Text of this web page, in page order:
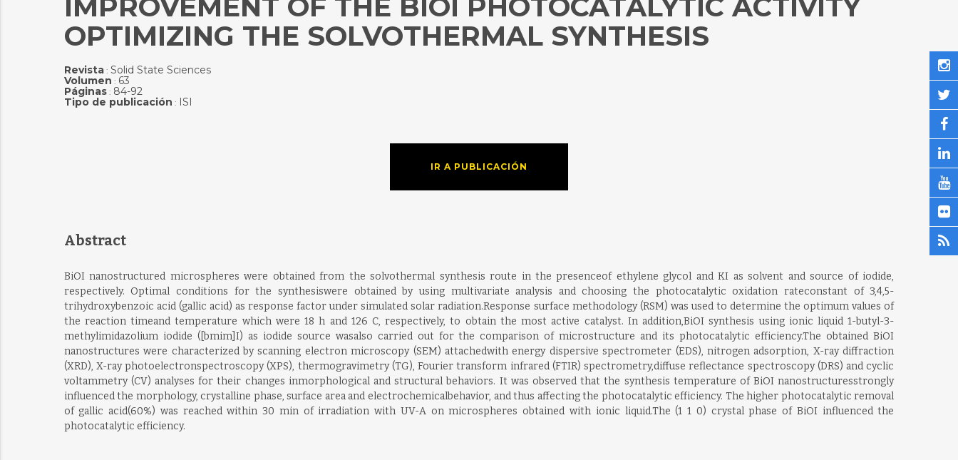
IMPROVEMENT OF THE BIOI PHOTOCATALYTIC ACTIVITY
OPTIMIZING THE SOLVOTHERMAL SYNTHESIS
Revista: Solid State Sciences
Volumen : 63
Páginas: 84-92
Tipo de publicación : ISI
IR A PUBLICACIÓN
Abstract
BiOI nanostructured microspheres were obtained from the solvothermal synthesis route in the presenceof ethylene glycol and KI as solvent and source of iodide,
respectively. Optimal conditions for the synthesiswere obtained by using multivariate analysis and choosing the photocatalytic oxidation rateconstant of 3,4,5-
trihydroxybenzoic acid (gallic acid) as response factor under simulated solar radiation.Response surface methodology (RSM) was used to determine the optimum values of
the reaction timeand temperature which were 18 h and 126 C, respectively, to obtain the most active catalyst. In addition,BiOI synthesis using ionic liquid 1-butyl-3-
methylimidazolium iodide ([bmim]I) as iodide source wasalso carried out for the comparison of microstructure and its photocatalytic efficiency.The obtained BiOI
nanostructures were characterized by scanning electron microscopy (SEM) attachedwith energy dispersive spectrometer (EDS), nitrogen adsorption, X-ray diffraction
(XRD), X-ray photoelectronspectroscopy (XPS), thermogravimetry (TG), Fourier transform infrared (FTIR) spectrometry,diffuse reflectance spectroscopy (DRS) and cyclic
voltammetry (CV) analyses for their changes inmorphological and structural behaviors. It was observed that the synthesis temperature of BiOI nanostructuresstrongly
influenced the morphology, crystalline phase, surface area and electrochemicalbehavior, and thus affecting the photocatalytic efficiency. The higher photocatalytic removal
of gallic acid(60%) was reached within 30 min of irradiation with UV-A on microspheres obtained with ionic liquid.The (1 1 0) crystal phase of BiOI influenced the
photocatalytic efficiency.